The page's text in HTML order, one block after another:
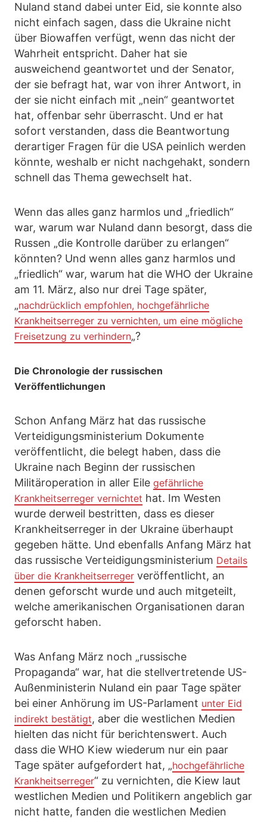
Nuland stand dabei unter Eid, sie konnte also
nicht einfach sagen, dass die Ukraine nicht
über Biowaffen verfügt, wenn das nicht der
Wahrheit entspricht. Daher hat sie
ausweichend geantwortet und der Senator,
der sie befragt hat, war von ihrer Antwort, in
der sie nicht einfach mit „nein“ geantwortet
hat, offenbar sehr überrascht. Und er hat
sofort verstanden, dass die Beantwortung
derartiger Fragen für die USA peinlich werden
könnte, weshalb er nicht nachgehakt, sondern
schnell das Thema gewechselt hat.
Wenn das alles ganz harmlos und „friedlich“
war, warum war Nuland dann besorgt, dass die
Russen „die Kontrolle darüber zu erlangen“
könnten? Und wenn alles ganz harmlos und
„friedlich“ war, warum hat die WHO der Ukraine
am 11. März, also nur drei Tage später,
„nachdrücklich empfohlen, hochgefährliche
Krankheitserreger zu vernichten, um eine mögliche
Freisetzung zu verhindern„?
Die Chronologie der russischen
Veröffentlichungen
Schon Anfang März hat das russische
Verteidigungsministerium Dokumente
veröffentlicht, die belegt haben, dass die
Ukraine nach Beginn der russischen
Militäroperation in aller Eile gefährliche
Krankheitserreger vernichtet hat. Im Westen
wurde derweil bestritten, dass es dieser
Krankheitserreger in der Ukraine überhaupt
gegeben hätte. Und ebenfalls Anfang März hat
das russische Verteidigungsministerium Details
über die Krankheitserreger veröffentlicht, an
denen geforscht wurde und auch mitgeteilt,
welche amerikanischen Organisationen daran
geforscht haben.
Was Anfang März noch „russische
Propaganda“ war, hat die stellvertretende US-
Außenministerin Nuland ein paar Tage später
bei einer Anhörung im US-Parlament unter Eid
indirekt bestätigt, aber die westlichen Medien
hielten das nicht für berichtenswert. Auch
dass die WHO Kiew wiederum nur ein paar
Tage später aufgefordert hat, „hochgefährliche
Krankheitserreger“ zu vernichten, die Kiew laut
westlichen Medien und Politikern angeblich gar
nicht hatte, fanden die westlichen Medien